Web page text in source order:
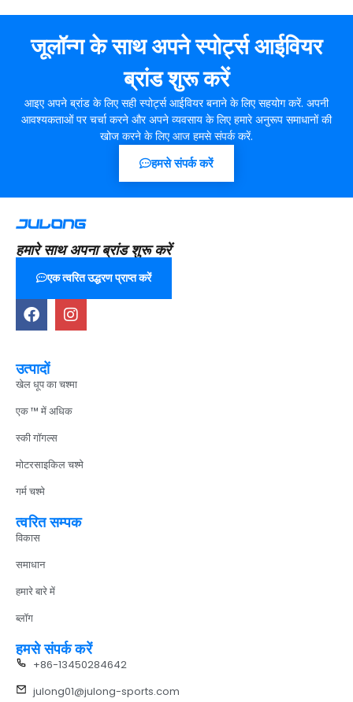
जूलॉन्ग के साथ अपने स्पोर्ट्स आईवियर
ब्रांड शुरू करें
आइए अपने ब्रांड के लिए सही स्पोर्ट्स आईवियर बनाने के लिए सहयोग करें. अपनी
आवश्यकताओं पर चर्चा करने और अपने व्यवसाय के लिए हमारे अनुरूप समाधानों की
खोज करने के लिए आज हमसे संपर्क करें.
हमसे संपर्क करें
हमारे साथ अपना ब्रांड शुरू करें
एक त्वरित उद्धरण प्राप्त करें
उत्पादों
खेल धूप का चश्मा
एक ™ में अधिक
स्की गॉगल्स
मोटरसाइकिल चश्मे
गर्म चश्मे
त्वरित सम्पक
विकास
समाधान
हमारे बारे में
ब्लॉग
हमसे संपर्क करें
+86-13450284642
julong01@julong-sports.com